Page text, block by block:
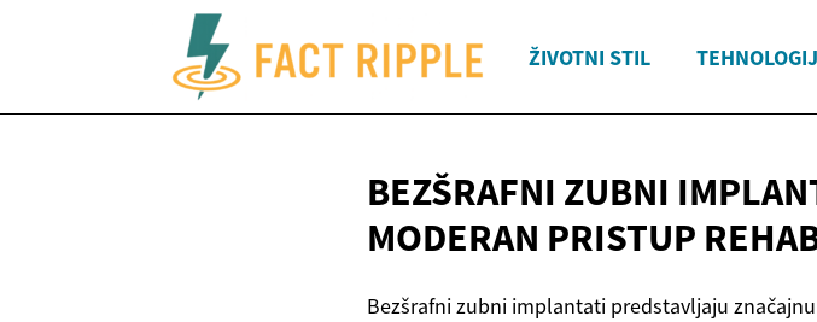
ŽIVOTNI STIL
BEZŠRAFNI ZUBNI
MODERAN PRISTUP
Bezšrafni zubni implantati predstavljaju